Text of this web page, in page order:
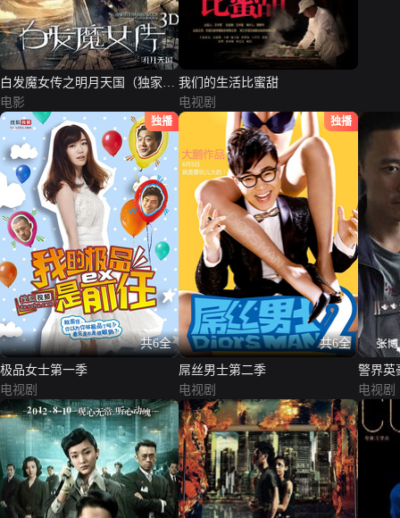
白发魔女传之明月天国（独家纪
录片）
电影
我们的生活比蜜甜
电视剧
共6全
独播
极品女士第一季
电视剧
共6全
独播
屌丝男士第二季
电视剧
警界英
电视剧